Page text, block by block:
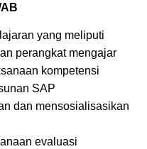
yang meliputi
perangkat mengajar
kompetensi
SAP
dan mensosialisasikan
evaluasi